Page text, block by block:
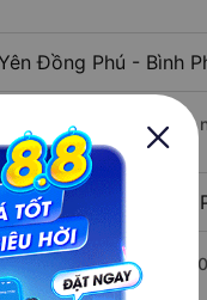
Đồng Phú - Bình
vào lúc 18:00 là của
từ Sông Cầu -
nhất là vào lúc